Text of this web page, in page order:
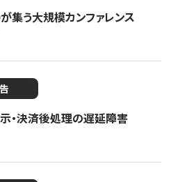
集う大規模カンファレンス
示・決済後処理の遅延障害